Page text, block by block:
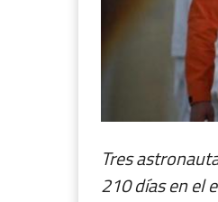
Tres
210 días en el